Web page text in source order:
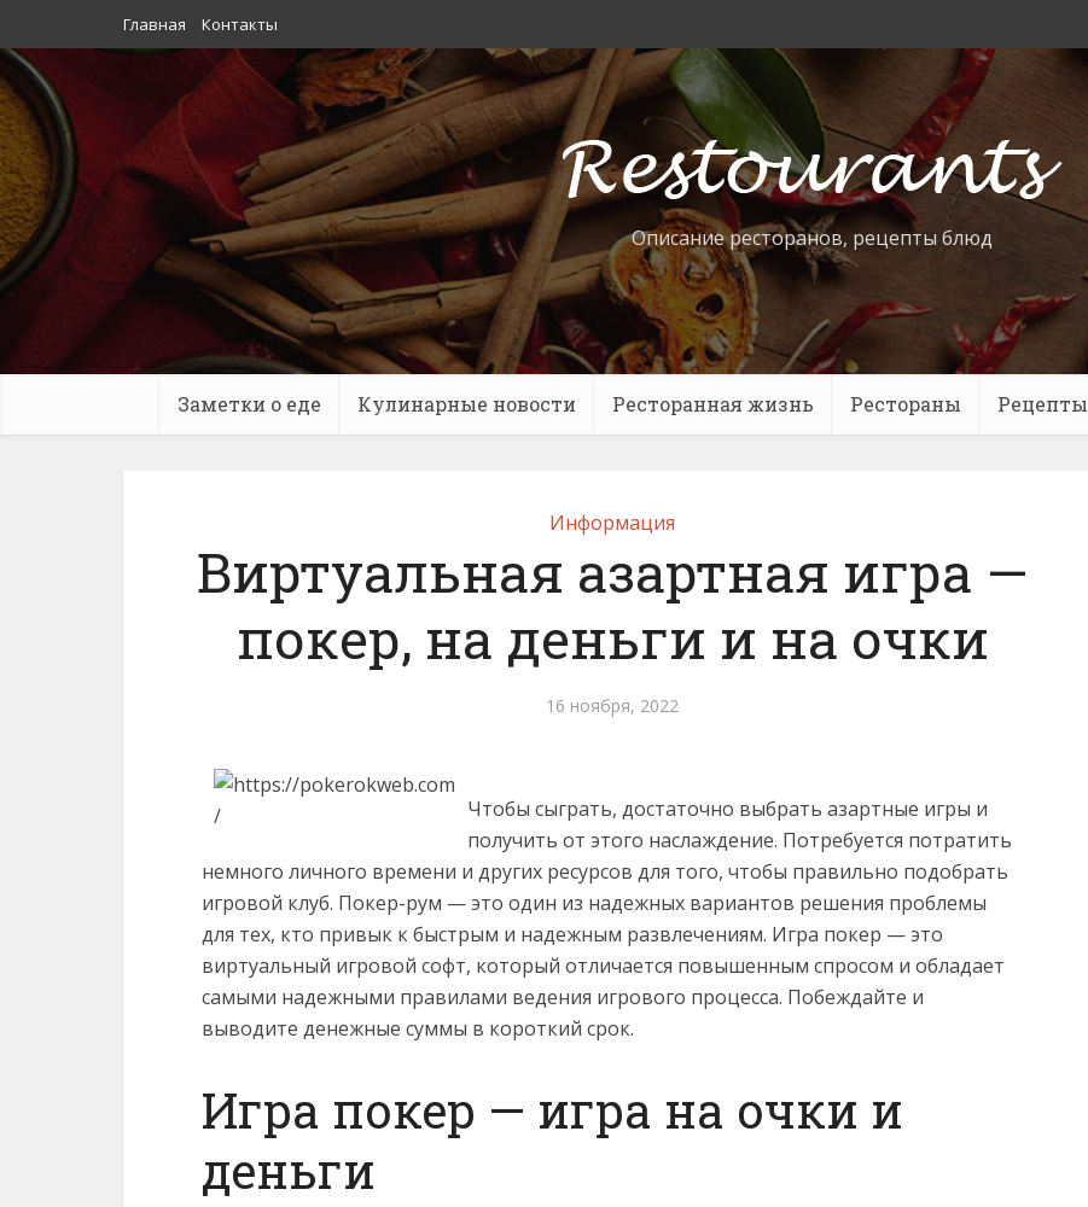
Главная Контакты
Описание ресторанов, рецепты блюд
Заметки о еде Кулинарные новости Ресторанная жизнь Рестораны Рецепты
Информация
Виртуальная азартная игра —
покер, на деньги и на очки
16 ноября, 2022
Чтобы сыграть, достаточно выбрать азартные игры и
получить от этого наслаждение. Потребуется потратить
немного личного времени и других ресурсов для того, чтобы правильно подобрать
игровой клуб. Покер-рум — это один из надежных вариантов решения проблемы
для тех, кто привык к быстрым и надежным развлечениям. Игра покер — это
виртуальный игровой софт, который отличается повышенным спросом и обладает
самыми надежными правилами ведения игрового процесса. Побеждайте и
выводите денежные суммы в короткий срок.
Игра покер — игра на очки и
деньги